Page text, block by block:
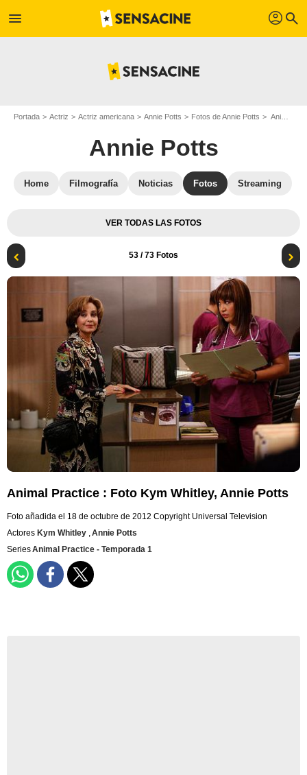
menu profil search
Portada Actriz Actriz americana Annie Potts Fotos de Annie Potts Animal Practice : Foto Kym Whitley, Annie Potts
Annie Potts
Home Filmografía Noticias Fotos Streaming
VER TODAS LAS FOTOS
53 / 73 Fotos
Animal Practice : Foto Kym Whitley, Annie Potts
Foto añadida el 18 de octubre de 2012 Copyright Universal Television
Actores Kym Whitley ,Annie Potts
SeriesAnimal Practice - Temporada 1